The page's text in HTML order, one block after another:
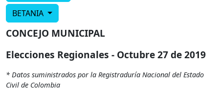
BETANIA
CONCEJO MUNICIPAL
Elecciones Regionales - Octubre 27 de 2019
* Datos suministrados por la Registraduría Nacional del Estado
Civil de Colombia